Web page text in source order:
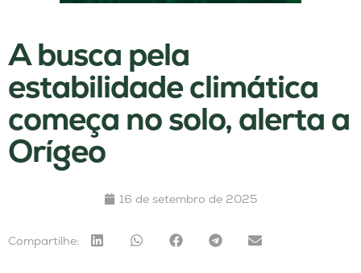
A busca pela
estabilidade climática
começa no solo, alerta a
Orígeo
16 de setembro de 2025
Compartilhe: